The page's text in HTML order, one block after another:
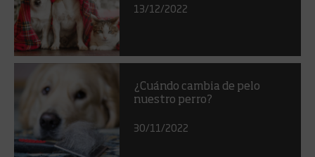
13/12/2022
¿Cuándo cambia de pelo
nuestro perro?
30/11/2022